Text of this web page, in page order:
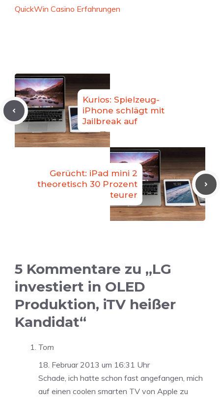
QuickWin Casino Erfahrungen
Kurios: Spielzeug-
iPhone schlägt mit
Jailbreak auf
Gerücht: iPad mini 2
theoretisch 30 Prozent
teurer
5 Kommentare zu „LG
investiert in OLED
Produktion, iTV heißer
Kandidat“
Tom
18. Februar 2013 um 16:31 Uhr
Schade, ich hatte schon fast angefangen, mich
auf einen coolen smarten TV von Apple zu